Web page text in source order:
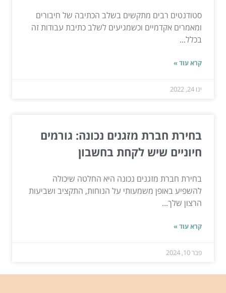
סטודנטים רבים מתקשים בשלב הכתיבה של חיבורים
ומאמרים אקדמיים וכשמגיעים לשלב כתיבת עבודות זה
בכלל...
קרא עוד »
ינו 24, 2022
בחירת חברת מזגנים נכונה: גורמים
חיוניים שיש לקחת בחשבון
בחירת חברת מזגנים נכונה היא החלטה שיכולה
להשפיע באופן משמעותי על הנוחות, התקציב ושביעות
הרצון שלך...
קרא עוד »
פבר 10, 2024